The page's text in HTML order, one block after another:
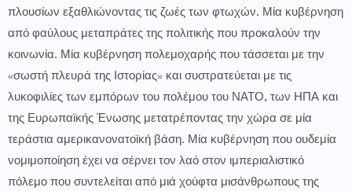
πλουσίων εξαθλιώνοντας τις ζωές των φτωχών. Μία κυβέρνηση
από φαύλους μεταπράτες της πολιτικής που προκαλούν την
κοινωνία. Μία κυβέρνηση πολεμοχαρής που τάσσεται με την
«σωστή πλευρά της Ιστορίας» και συστρατεύεται με τις
λυκοφιλίες των εμπόρων του πολέμου του ΝΑΤΟ, των ΗΠΑ και
της Ευρωπαϊκής Ένωσης μετατρέποντας την χώρα σε μία
τεράστια αμερικανονατοϊκή βάση. Μία κυβέρνηση που ουδεμία
νομιμοποίηση έχει να σέρνει τον λαό στον ιμπεριαλιστικό
πόλεμο που συντελείται από μιά χούφτα μισάνθρωπους της